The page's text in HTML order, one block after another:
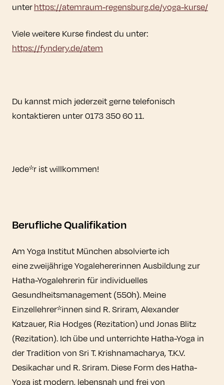
unterhttps://atemraum-regensburg.de/yoga-kurse/
Viele weitere Kurse findest du unter:
https://fyndery.de/atem
Du kannst mich jederzeit gerne telefonisch
kontaktieren unter 0173 350 60 11.
Jede*r ist willkommen!
Berufliche Qualifikation
Am Yoga Institut München absolvierte ich
eine zweijährige Yogalehererinnen Ausbildung zur
Hatha-Yogalehrerin für individuelles
Gesundheitsmanagement (550h). Meine
Einzellehrer*innen sind R. Sriram, Alexander
Katzauer, Ria Hodges (Rezitation) und Jonas Blitz
(Rezitation). Ich übe und unterrichte Hatha-Yoga in
der Tradition von Sri T. Krishnamacharya, T.K.V.
Desikachar und R. Sriram. Diese Form des Hatha-
Yoga ist modern, lebensnah und frei von